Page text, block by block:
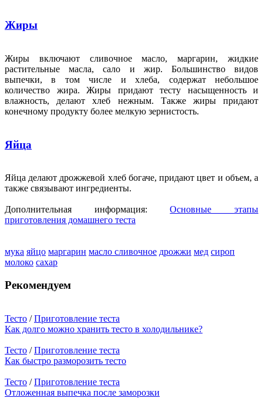
Жиры
Жиры включают сливочное масло, маргарин, жидкие
растительные масла, сало и жир. Большинство видов
выпечки, в том числе и хлеба, содержат небольшое
количество жира. Жиры придают тесту насыщенность и
влажность, делают хлеб нежным. Также жиры придают
конечному продукту более мелкую зернистость.
Яйца
Яйца делают дрожжевой хлеб богаче, придают цвет и объем, а
также связывают ингредиенты.
Дополнительная информация:Основные этапы
приготовления домашнего теста
мука яйцо маргарин масло сливочное дрожжи мед сироп
молоко сахар
Рекомендуем
Тесто /Приготовление теста
Как долго можно хранить тесто в холодильнике?
Тесто /Приготовление теста
Как быстро разморозить тесто
Тесто /Приготовление теста
Отложенная выпечка после заморозки